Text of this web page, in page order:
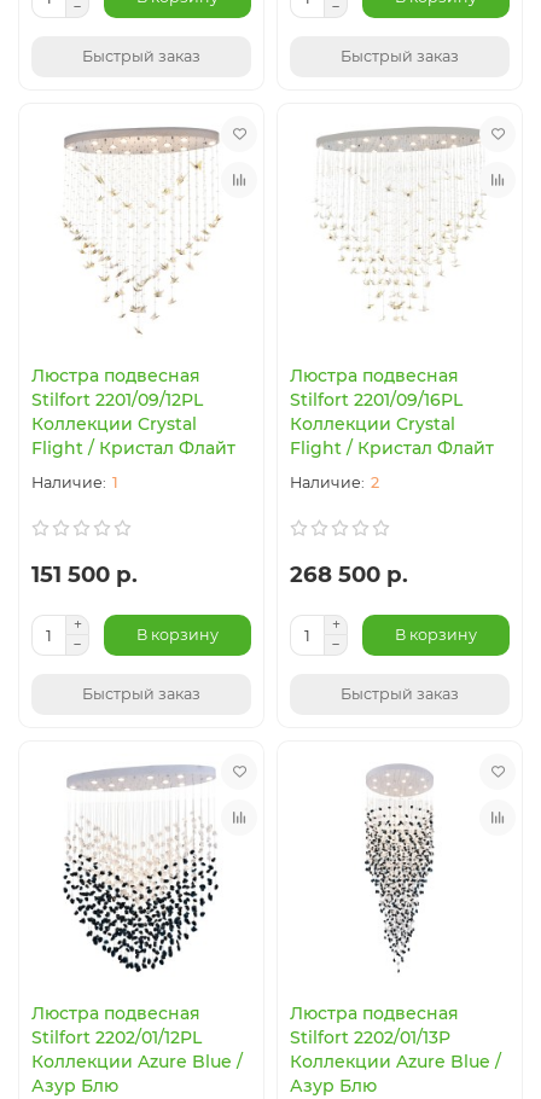
Быстрый заказ Быстрый заказ
Люстра подвесная
Stilfort 2201/09/12PL
Коллекции Crystal
Flight / Кристал Флайт
1
151 500 р.
В корзину
Быстрый заказ
Люстра подвесная
Stilfort 2201/09/16PL
Коллекции Crystal
Flight / Кристал Флайт
2
268 500 р.
В корзину
Быстрый заказ
Люстра подвесная
Stilfort 2202/01/12PL
Коллекции Azure Blue /
Азур Блю
Люстра подвесная
Stilfort 2202/01/13P
Коллекции Azure Blue /
Азур Блю